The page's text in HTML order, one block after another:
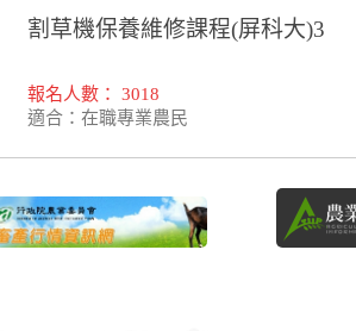
割草機保養維修課程(屏科大)3
報名人數： 3018
適合：在職專業農民